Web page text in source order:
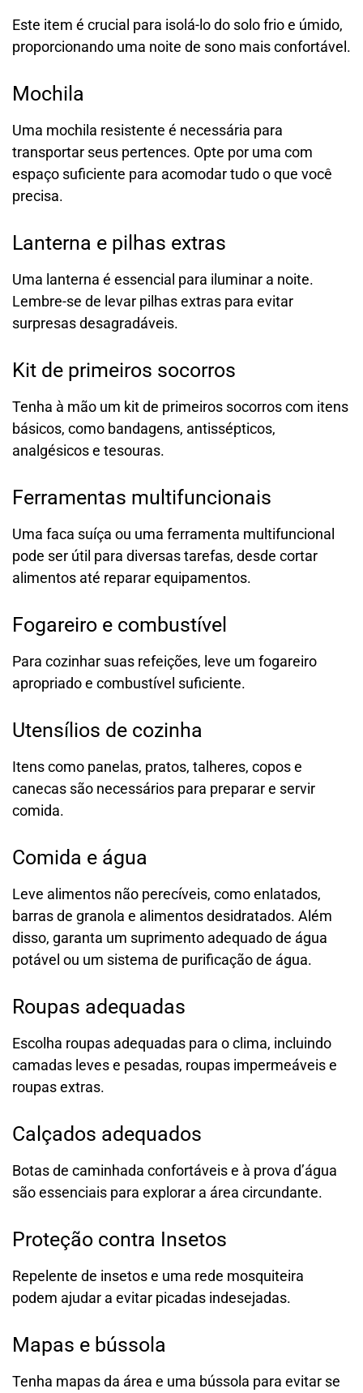
Este item é crucial para isolá-lo do solo frio e úmido,
proporcionando uma noite de sono mais confortável.
Mochila
Uma mochila resistente é necessária para
transportar seus pertences. Opte por uma com
espaço suficiente para acomodar tudo o que você
precisa.
Lanterna e pilhas extras
Uma lanterna é essencial para iluminar a noite.
Lembre-se de levar pilhas extras para evitar
surpresas desagradáveis.
Kit de primeiros socorros
Tenha à mão um kit de primeiros socorros com itens
básicos, como bandagens, antissépticos,
analgésicos e tesouras.
Ferramentas multifuncionais
Uma faca suíça ou uma ferramenta multifuncional
pode ser útil para diversas tarefas, desde cortar
alimentos até reparar equipamentos.
Fogareiro e combustível
Para cozinhar suas refeições, leve um fogareiro
apropriado e combustível suficiente.
Utensílios de cozinha
Itens como panelas, pratos, talheres, copos e
canecas são necessários para preparar e servir
comida.
Comida e água
Leve alimentos não perecíveis, como enlatados,
barras de granola e alimentos desidratados. Além
disso, garanta um suprimento adequado de água
potável ou um sistema de purificação de água.
Roupas adequadas
Escolha roupas adequadas para o clima, incluindo
camadas leves e pesadas, roupas impermeáveis e
roupas extras.
Calçados adequados
Botas de caminhada confortáveis e à prova d’água
são essenciais para explorar a área circundante.
Proteção contra Insetos
Repelente de insetos e uma rede mosquiteira
podem ajudar a evitar picadas indesejadas.
Mapas e bússola
Tenha mapas da área e uma bússola para evitar se